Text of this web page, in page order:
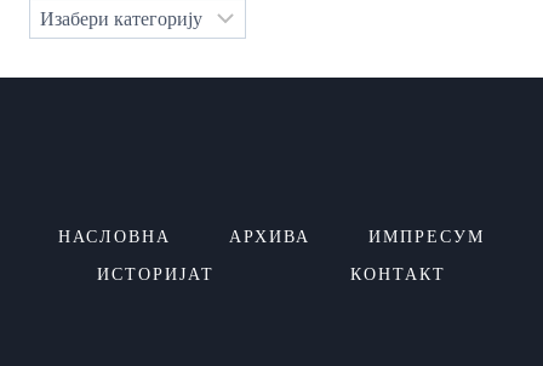
Категорије
НАСЛОВНА АРХИВА ИМПРЕСУМ
ИСТОРИЈАТ КОНТАКТ